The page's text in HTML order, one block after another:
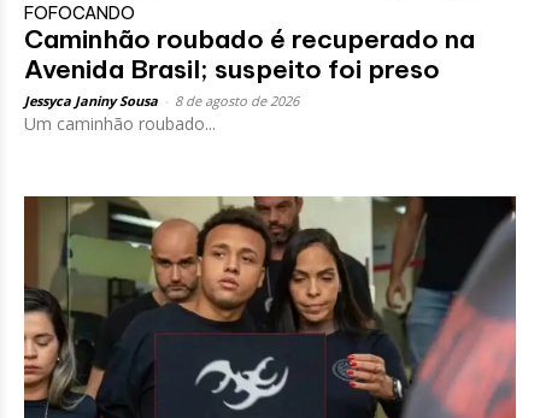
FOFOCANDO
Caminhão roubado é recuperado na
Avenida Brasil; suspeito foi preso
Jessyca Janiny Sousa 8 de agosto de 2026
Um caminhão roubado...